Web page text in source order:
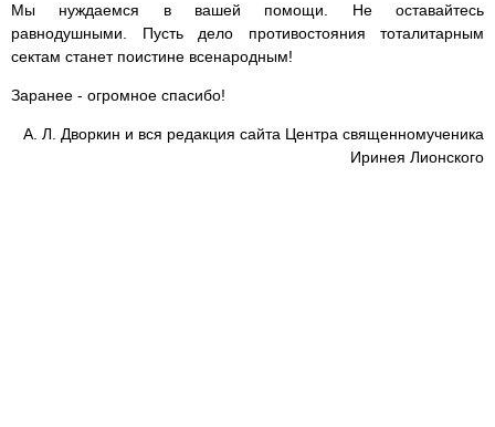
Мы нуждаемся в вашей помощи. Не оставайтесь
равнодушными. Пусть дело противостояния тоталитарным
сектам станет поистине всенародным!
Заранее - огромное спасибо!
А. Л. Дворкин и вся редакция сайта Центра священномученика
Иринея Лионского